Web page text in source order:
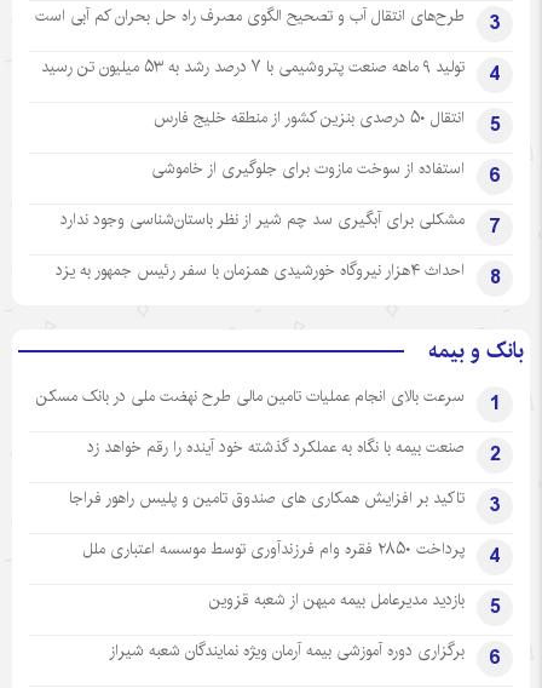
3 طرح‌های انتقال آب و تصحیح الگوی مصرف راه حل بحران کم آبی است
4 تولید ۹ ماهه صنعت پتروشیمی با ۷ درصد رشد به ۵۳ میلیون تن رسید
5 انتقال ۵۰ درصدی بنزین کشور از منطقه خلیج فارس
6 استفاده از سوخت مازوت برای جلوگیری از خاموشی
7 مشکلی برای آبگیری سد چم شیر از نظر باستان‌شناسی وجود ندارد
8 احداث ۴هزار نیروگاه خورشیدی همزمان با سفر رئیس جمهور به یزد
بانک و بیمه
1 سرعت بالای انجام عملیات تامین مالی طرح نهضت ملی در بانک مسکن
2 صنعت بیمه با نگاه به عملکرد گذشته خود آینده را رقم خواهد زد
3 تاکید بر افزایش همکاری های صندوق تامین و پلیس راهور فراجا
4 پرداخت ۲۸۵۰ فقره وام فرزندآوری توسط موسسه اعتباری ملل
5 بازدید مدیرعامل بیمه میهن از شعبه قزوین
6 برگزاری دوره آموزشی بیمه آرمان ویژه نمایندگان شعبه شیراز